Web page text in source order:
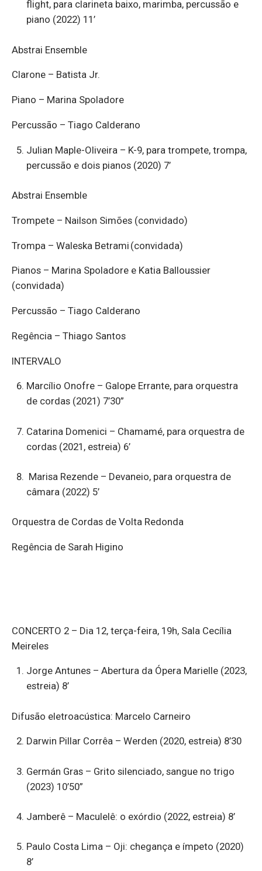
flight, para clarineta baixo, marimba, percussão e
piano (2022) 11’
Abstrai Ensemble
Clarone – Batista Jr.
Piano – Marina Spoladore
Percussão – Tiago Calderano
Julian Maple-Oliveira – K-9, para trompete, trompa,
percussão e dois pianos (2020) 7’
Abstrai Ensemble
Trompete – Nailson Simões (convidado)
Trompa – Waleska Betrami (convidada)
Pianos – Marina Spoladore e Katia Balloussier
(convidada)
Percussão – Tiago Calderano
Regência – Thiago Santos
INTERVALO
Marcílio Onofre – Galope Errante, para orquestra
de cordas (2021) 7’30”
Catarina Domenici – Chamamé, para orquestra de
cordas (2021, estreia) 6’
Marisa Rezende – Devaneio, para orquestra de
câmara (2022) 5’
Orquestra de Cordas de Volta Redonda
Regência de Sarah Higino
CONCERTO 2 – Dia 12, terça-feira, 19h, Sala Cecília
Meireles
Jorge Antunes – Abertura da Ópera Marielle (2023,
estreia) 8’
Difusão eletroacústica: Marcelo Carneiro
Darwin Pillar Corrêa – Werden (2020, estreia) 8’30
Germán Gras – Grito silenciado, sangue no trigo
(2023) 10’50”
Jamberê – Maculelê: o exórdio (2022, estreia) 8’
Paulo Costa Lima – Oji: chegança e ímpeto (2020)
8’